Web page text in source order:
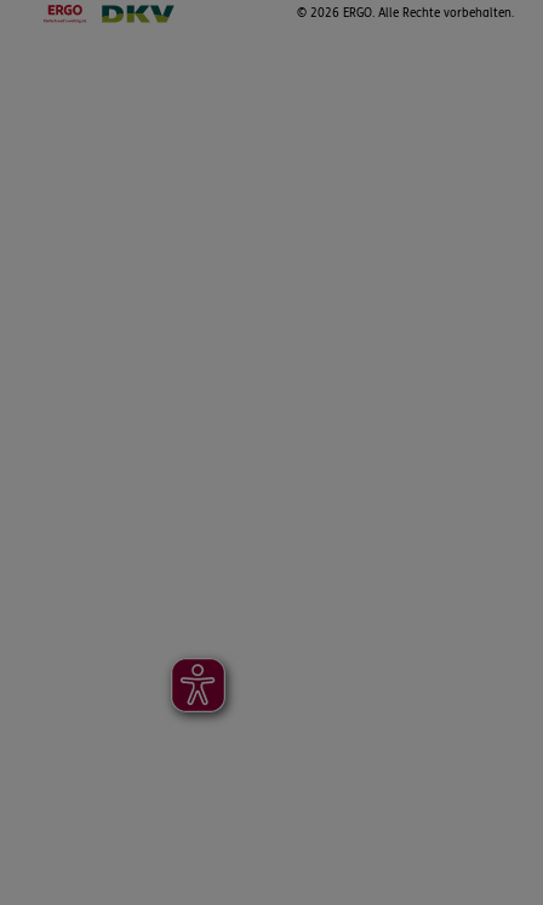
© 2026 ERGO. Alle Rechte vorbehalten.